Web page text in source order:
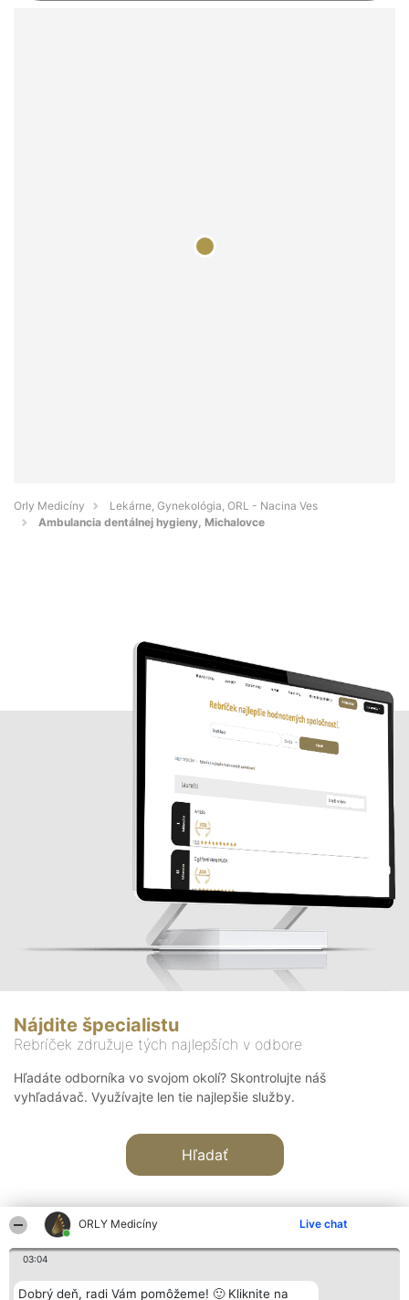
ORLY Medicíny Live chat
03:04
Dobrý deň, radi Vám pomôžeme! 🙂 Kliknite na
Orly Medicíny
Lekárne, Gynekológia, ORL - Nacina Ves
Ambulancia dentálnej hygieny, Michalovce
Nájdite špecialistu
Rebríček združuje tých najlepších v odbore
Hľadáte odborníka vo svojom okolí? Skontrolujte náš
vyhľadávač. Využívajte len tie najlepšie služby.
Hľadať
Organizátor hodnotenia Hodnotenie Kontakt